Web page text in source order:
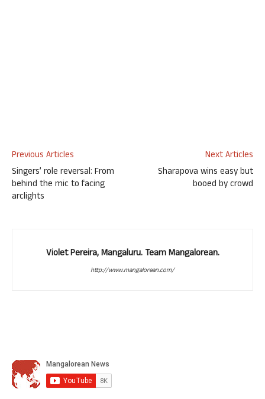
Previous Articles
Singers’ role reversal: From
behind the mic to facing
arclights
Next Articles
Sharapova wins easy but
booed by crowd
Violet Pereira, Mangaluru. Team Mangalorean.
http://www.mangalorean.com/